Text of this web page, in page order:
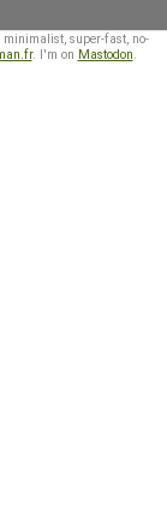
minimalist, super-fast, no-
. I'm on Mastodon.